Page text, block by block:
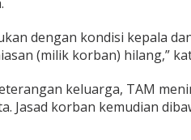
dengan kondisi kepala
(milik korban) hilang,”
keluarga, TAM
Jasad korban kemudian